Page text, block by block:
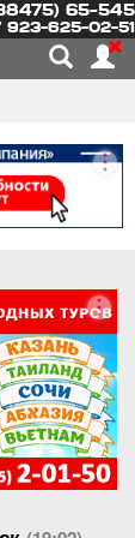
65-545
923-625-02-51